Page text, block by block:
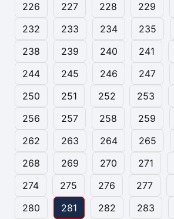
226
227 228 229
232
233 234 235
238
239 240 241
244
245 246 247
250
251 252 253
256
257 258 259
262
263 264 265
268
269 270 271
274
275 276 277
280
281 282 283